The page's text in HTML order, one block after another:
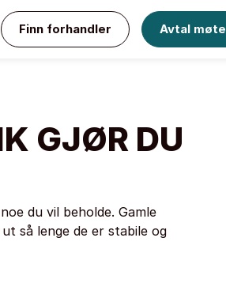
Finn forhandler Avtal møte
GJØR DU
du vil beholde. Gamle
så lenge de er stabile og